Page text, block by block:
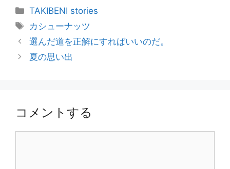
カ
テ
リ
ー
TAKIBENI stories
タ
グ
カシューナッツ
投
稿
シ
ョ
選んだ道を正解にすればいいのだ。
夏の思い出
コメントする